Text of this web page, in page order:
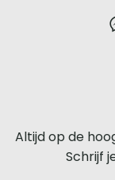
voor
iedere
Altijd op de
Schrijf